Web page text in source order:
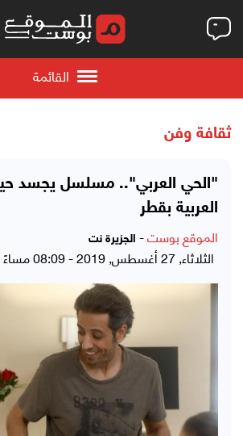
القائمة
ثقافة وفن
"الحي العربي".. مسلسل يجسد
العربية بقطر
الموقع بوست- الجزيرة نت
الثلاثاء, 27 أغسطس, 2019 - 08:09 مساءً